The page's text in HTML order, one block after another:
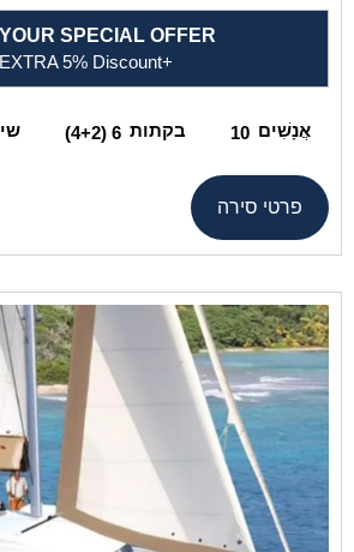
SPECIAL OFFER
+EXTRA 5% Discount
אֲנָשִׁים 10 בקתות 6 (4+2)
פרטי סירה